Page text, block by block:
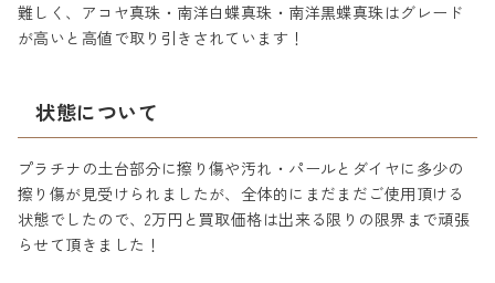
難しく、アコヤ真珠・南洋白蝶真珠・南洋黒蝶真珠はグレード
が高いと高値で取り引きされています！
状態について
プラチナの土台部分に擦り傷や汚れ・パールとダイヤに多少の
擦り傷が見受けられましたが、全体的にまだまだご使用頂ける
状態でしたので、2万円と買取価格は出来る限りの限界まで頑張
らせて頂きました！